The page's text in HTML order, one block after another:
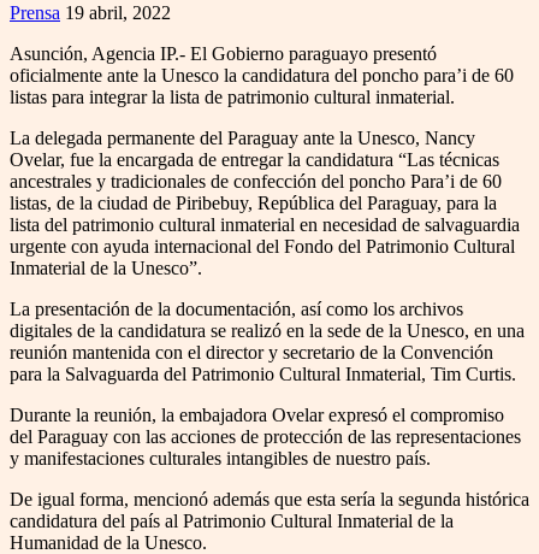
Prensa 19 abril, 2022
Asunción, Agencia IP.- El Gobierno paraguayo presentó
oficialmente ante la Unesco la candidatura del poncho para’i de 60
listas para integrar la lista de patrimonio cultural inmaterial.
La delegada permanente del Paraguay ante la Unesco, Nancy
Ovelar, fue la encargada de entregar la candidatura “Las técnicas
ancestrales y tradicionales de confección del poncho Para’i de 60
listas, de la ciudad de Piribebuy, República del Paraguay, para la
lista del patrimonio cultural inmaterial en necesidad de salvaguardia
urgente con ayuda internacional del Fondo del Patrimonio Cultural
Inmaterial de la Unesco”.
La presentación de la documentación, así como los archivos
digitales de la candidatura se realizó en la sede de la Unesco, en una
reunión mantenida con el director y secretario de la Convención
para la Salvaguarda del Patrimonio Cultural Inmaterial, Tim Curtis.
Durante la reunión, la embajadora Ovelar expresó el compromiso
del Paraguay con las acciones de protección de las representaciones
y manifestaciones culturales intangibles de nuestro país.
De igual forma, mencionó además que esta sería la segunda histórica
candidatura del país al Patrimonio Cultural Inmaterial de la
Humanidad de la Unesco.